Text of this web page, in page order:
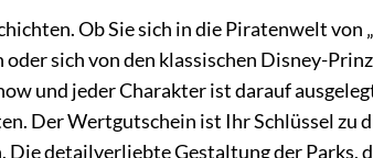
Ob Sie sich in die Piratenwelt von
sich von den klassischen Disney-
und jeder Charakter ist darauf
Der Wertgutschein ist Ihr Schlüssel zu
detailverliebte Gestaltung der Parks,